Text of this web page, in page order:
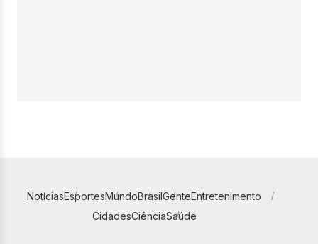
NotíciasEsportesMundoBrasilGenteEntretenimento
CidadesCiênciaSaúde